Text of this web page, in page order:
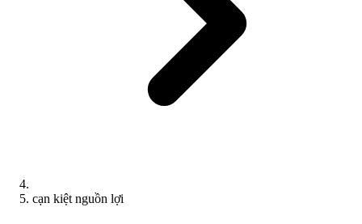
cạn kiệt nguồn lợi